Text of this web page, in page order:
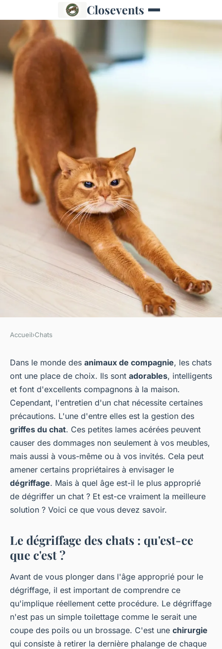
Closevents
Le dégriffage des chats : à quel
âge est-il le plus approprié ?
evette•12 mars 2024•3 min de lecture
Accueil›Chats
Dans le monde des animaux de compagnie, les chats
ont une place de choix. Ils sont adorables, intelligents
et font d'excellents compagnons à la maison.
Cependant, l'entretien d'un chat nécessite certaines
précautions. L'une d'entre elles est la gestion des
griffes du chat. Ces petites lames acérées peuvent
causer des dommages non seulement à vos meubles,
mais aussi à vous-même ou à vos invités. Cela peut
amener certains propriétaires à envisager le
dégriffage. Mais à quel âge est-il le plus approprié
de dégriffer un chat ? Et est-ce vraiment la meilleure
solution ? Voici ce que vous devez savoir.
Le dégriffage des chats : qu'est-ce
que c'est ?
Avant de vous plonger dans l'âge approprié pour le
dégriffage, il est important de comprendre ce
qu'implique réellement cette procédure. Le dégriffage
n'est pas un simple toilettage comme le serait une
coupe des poils ou un brossage. C'est une chirurgie
qui consiste à retirer la dernière phalange de chaque